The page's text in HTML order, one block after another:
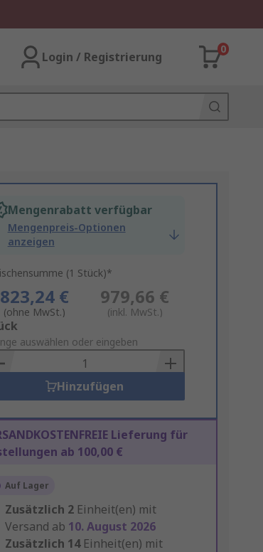
Login / Registrierung
0
Mengenrabatt verfügbar
Mengenpreis-Optionen
anzeigen
(1 Stück)*
823,24 €
(ohne MwSt.)
979,66 €
(inkl. MwSt.)
auswählen oder eingeben
Hinzufügen
Lieferung für
ab 100,00 €
Auf Lager
Zusätzlich 2 Einheit(en) mit
Versand ab 10. August 2026
Zusätzlich 14 Einheit(en) mit